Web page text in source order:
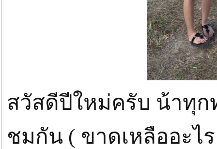
สวัสดีปีใหม่ครับ น้าทุ
ชมกัน ( ขาดเหลืออะไ